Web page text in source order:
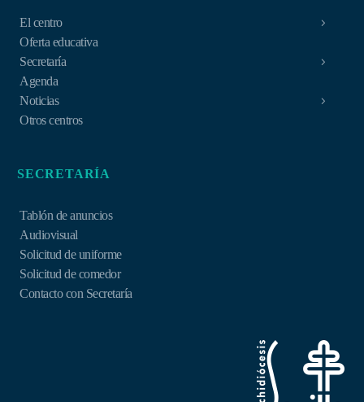
El centro
Oferta educativa
Secretaría
Agenda
Noticias
Otros centros
SECRETARÍA
Tablón de anuncios
Audiovisual
Solicitud de uniforme
Solicitud de comedor
Contacto con Secretaría